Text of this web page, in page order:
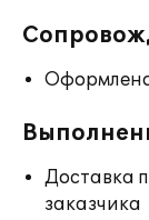
Доставка
заказчика